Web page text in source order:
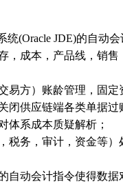
(Oracle JDE)的自动
，成本，产品线，销
易方）账龄管理，固
闭供应链端各类单据过
体系成本质疑解析；
税务，审计，资金等
自动会计指令使得数